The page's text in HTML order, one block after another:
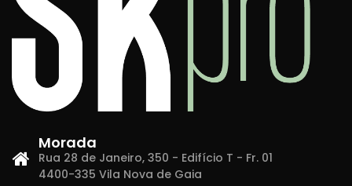
Morada
Rua 28 de Janeiro, 350 - Edifício T - Fr. 01
4400-335 Vila Nova de Gaia